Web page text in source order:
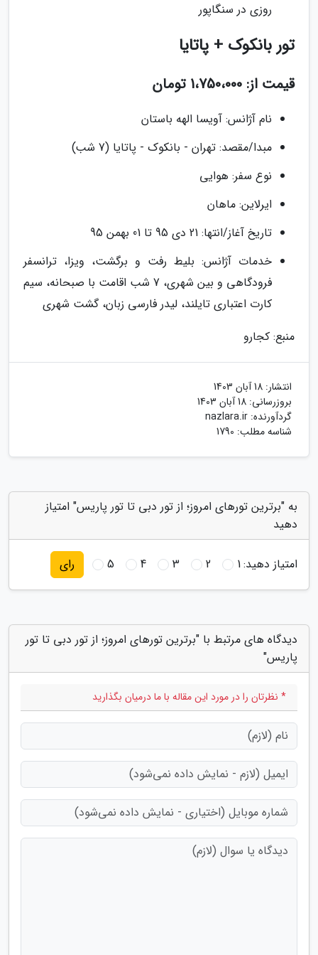
روزی در سنگاپور
تور بانکوک + پاتایا
قیمت از: 1،750،000 تومان
نام آژانس: آویسا الهه باستان
مبدا/مقصد: تهران - بانکوک - پاتایا (7 شب)
نوع سفر: هوایی
ایرلاین: ماهان
تاریخ آغاز/انتها: 21 دی 95 تا 01 بهمن 95
خدمات آژانس: بلیط رفت و برگشت، ویزا، ترانسفر
فرودگاهی و بین شهری، 7 شب اقامت با صبحانه، سیم
کارت اعتباری تایلند، لیدر فارسی زبان، گشت شهری
منبع: کجارو
انتشار: 18 آبان 1403
بروزرسانی: 18 آبان 1403
گردآورنده: nazlara.ir
شناسه مطلب: 1790
به "برترین تورهای امروز؛ از تور دبی تا تور پاریس" امتیاز
دهید
امتیاز دهید:1
2
3
4
5 رای
دیدگاه های مرتبط با "برترین تورهای امروز؛ از تور دبی تا تور
پاریس"
* نظرتان را در مورد این مقاله با ما درمیان بگذارید